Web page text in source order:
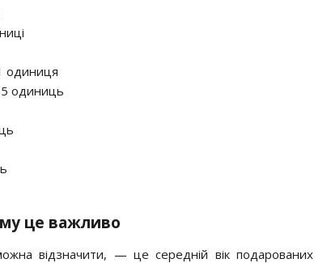
одиниця
одиниць
це важливо
відзначити, — це середній вік подарованих